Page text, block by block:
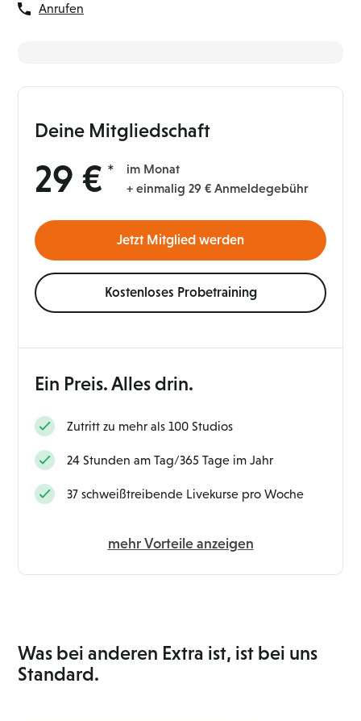
Anrufen
Deine Mitgliedschaft
29 €
im Monat
+ einmalig 29 € Anmeldegebühr
Jetzt Mitglied werden
Kostenloses Probetraining
Ein Preis. Alles drin.
Zutritt zu mehr als 100 Studios
24 Stunden am Tag/365 Tage im Jahr
37 schweißtreibende Livekurse pro Woche
mehr Vorteile anzeigen
Was bei anderen Extra ist, ist bei uns
Standard.